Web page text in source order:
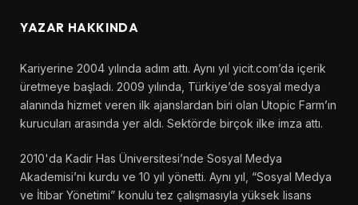
YAZAR HAKKINDA
Kariyerine 2004 yılında adım attı. Aynı yıl yicit.com’da içerik
üretmeye başladı. 2009 yılında, Türkiye’de sosyal medya
alanında hizmet veren ilk ajanslardan biri olan Utopic Farm’ın
kurucuları arasında yer aldı. Sektörde birçok ilke imza attı.
2010'da Kadir Has Üniversitesi’nde Sosyal Medya
Akademisi’ni kurdu ve 10 yıl yönetti. Aynı yıl, “Sosyal Medya
ve İtibar Yönetimi” konulu tez çalışmasıyla yüksek lisans